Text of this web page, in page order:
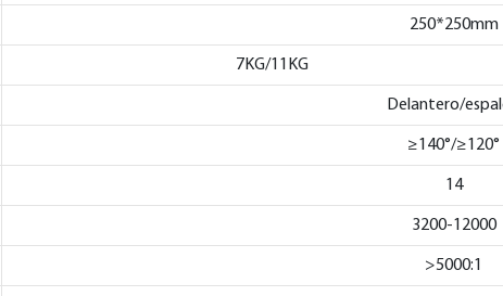
250*250mm
7KG/11KG
Delantero/
≥140°/≥120°
14
3200-12000
>5000:1